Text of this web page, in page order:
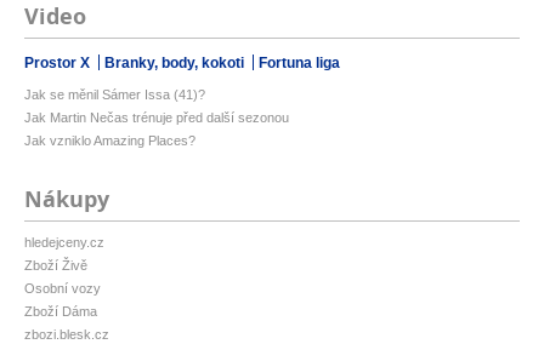
Video
Prostor X Branky, body, kokoti Fortuna liga
Jak se měnil Sámer Issa (41)?
Jak Martin Nečas trénuje před další sezonou
Jak vzniklo Amazing Places?
Nákupy
hledejceny.cz
Zboží Živě
Osobní vozy
Zboží Dáma
zbozi.blesk.cz